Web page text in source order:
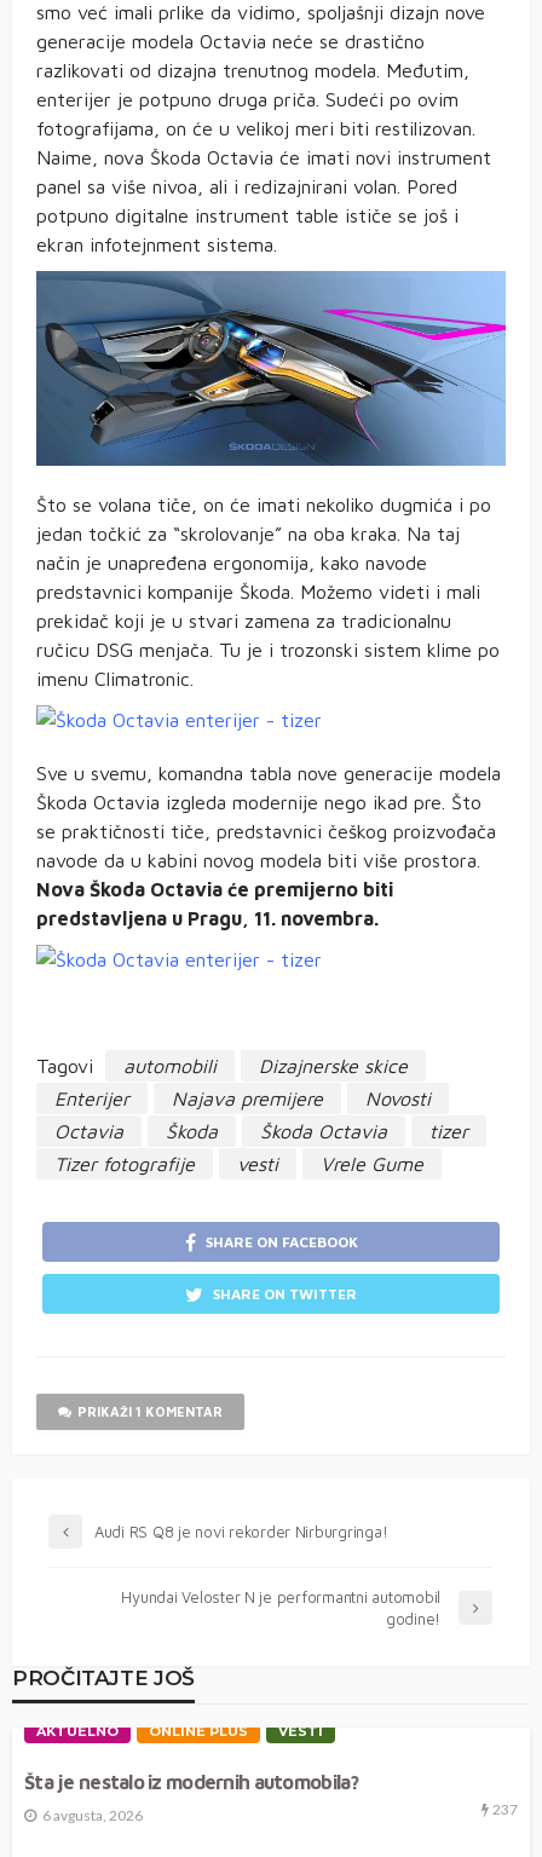
smo već imali prlike da vidimo, spoljašnji dizajn nove
generacije modela Octavia neće se drastično
razlikovati od dizajna trenutnog modela. Međutim,
enterijer je potpuno druga priča. Sudeći po ovim
fotografijama, on će u velikoj meri biti restilizovan.
Naime, nova Škoda Octavia će imati novi instrument
panel sa više nivoa, ali i redizajnirani volan. Pored
potpuno digitalne instrument table ističe se još i
ekran infotejnment sistema.
Što se volana tiče, on će imati nekoliko dugmića i po
jedan točkić za “skrolovanje” na oba kraka. Na taj
način je unapređena ergonomija, kako navode
predstavnici kompanije Škoda. Možemo videti i mali
prekidač koji je u stvari zamena za tradicionalnu
ručicu DSG menjača. Tu je i trozonski sistem klime po
imenu Climatronic.
Sve u svemu, komandna tabla nove generacije modela
Škoda Octavia izgleda modernije nego ikad pre. Što
se praktičnosti tiče, predstavnici češkog proizvođača
navode da u kabini novog modela biti više prostora.
Nova Škoda Octavia će premijerno biti
predstavljena u Pragu, 11. novembra.
Tagovi automobili
Dizajnerske skice
Enterijer
Najava premijere
Novosti
Octavia
Škoda Škoda Octavia
tizer
Tizer fotografije
vesti Vrele Gume
SHARE ON FACEBOOK
SHARE ON TWITTER
PRIKAŽI 1 KOMENTAR
Audi RS Q8 je novi rekorder Nirburgringa!
Hyundai Veloster N je performantni automobil
godine!
PROČITAJTE JOŠ
AKTUELNO ONLINE PLUS VESTI
Šta je nestalo iz modernih automobila?
6 avgusta, 2026 237